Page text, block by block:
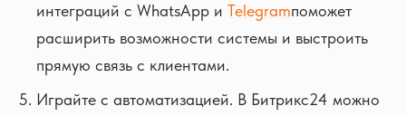
интеграций с WhatsApp и Telegramпоможет
расширить возможности системы и выстроить
прямую связь с клиентами.
Играйте с автоматизацией. В Битрикс24 можно